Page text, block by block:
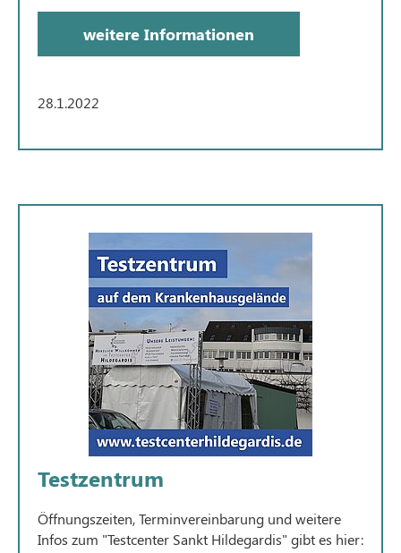
weitere Informationen
28.1.2022
Testzentrum
Öffnungszeiten, Terminvereinbarung und weitere
Infos zum "Testcenter Sankt Hildegardis" gibt es hier: